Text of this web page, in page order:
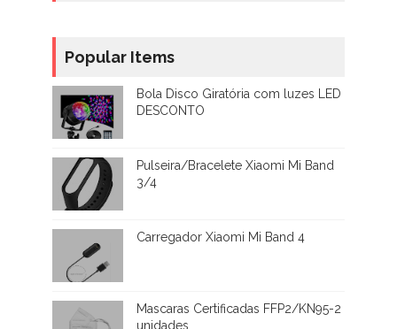
Popular Items
Bola Disco Giratória com luzes LED
DESCONTO
Pulseira/Bracelete Xiaomi Mi Band
3/4
Carregador Xiaomi Mi Band 4
Mascaras Certificadas FFP2/KN95-2
unidades